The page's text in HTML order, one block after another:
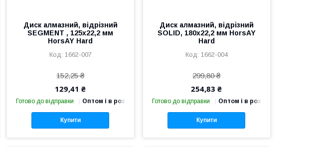
Диск алмазний, відрізний
SEGMENT , 125х22,2 мм
HorsAY Hard
1662-007
152,25 ₴
129,41 ₴
Готово до відправки Оптом і в роздріб
Купити
Диск алмазний, відрізний
SOLID, 180х22,2 мм HorsAY
Hard
1662-004
299,80 ₴
254,83 ₴
Готово до відправки Оптом і в роздріб
Купити